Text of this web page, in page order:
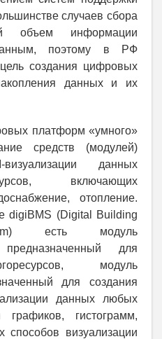
случаев сбора
объем информации
поэтому в РФ
создания цифровых
данных и их
платформ «умного»
средств (модулей)
данных
включающих
отопление.
digiBMS (Digital Building
есть модуль
предназначенный для
модуль
для создания
данных любых
гистограмм,
способов визуализации